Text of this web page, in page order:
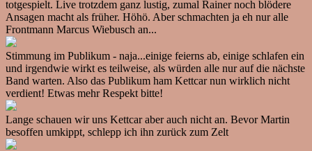
totgespielt. Live trotzdem ganz lustig, zumal Rainer noch blödere
Ansagen macht als früher. Höhö. Aber schmachten ja eh nur alle
Frontmann Marcus Wiebusch an...
Stimmung im Publikum - naja...einige feierns ab, einige schlafen ein
und irgendwie wirkt es teilweise, als würden alle nur auf die nächste
Band warten. Also das Publikum ham Kettcar nun wirklich nicht
verdient! Etwas mehr Respekt bitte!
Lange schauen wir uns Kettcar aber auch nicht an. Bevor Martin
besoffen umkippt, schlepp ich ihn zurück zum Zelt